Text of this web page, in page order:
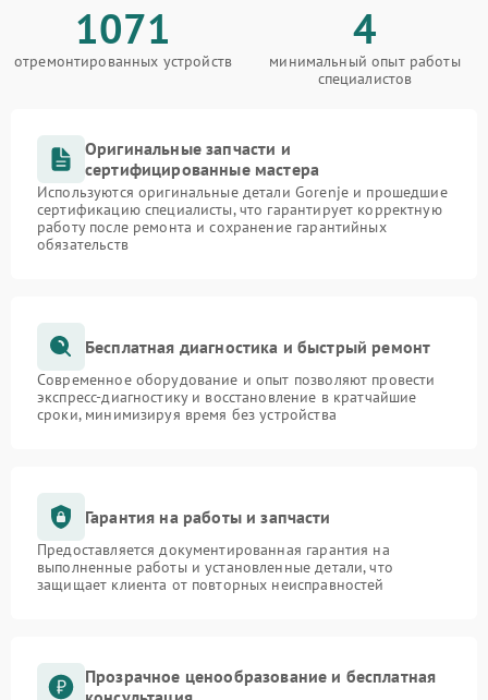
1071
отремонтированных устройств
4
минимальный опыт работы
специалистов
Оригинальные запчасти и
сертифицированные мастера
Используются оригинальные детали Gorenje и прошедшие
сертификацию специалисты, что гарантирует корректную
работу после ремонта и сохранение гарантийных
обязательств
Бесплатная диагностика и быстрый ремонт
Современное оборудование и опыт позволяют провести
экспресс-диагностику и восстановление в кратчайшие
сроки, минимизируя время без устройства
Гарантия на работы и запчасти
Предоставляется документированная гарантия на
выполненные работы и установленные детали, что
защищает клиента от повторных неисправностей
Прозрачное ценообразование и бесплатная